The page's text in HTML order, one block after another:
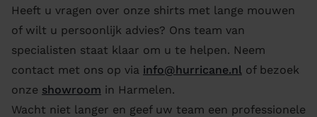
Heeft u vragen over onze shirts met lange mouwen
of wilt u persoonlijk advies? Ons team van
specialisten staat klaar om u te helpen. Neem
contact met ons op via info@hurricane.nl of bezoek
onze showroom in Harmelen.
Wacht niet langer en geef uw team een professionele